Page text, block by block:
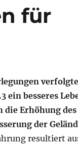
für
verfolgte
ein besseres
die Erhöhung
der
resultiert